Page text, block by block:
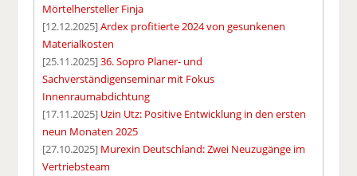
Mörtelhersteller Finja
[12.12.2025]Ardex profitierte 2024 von gesunkenen
Materialkosten
[25.11.2025]36. Sopro Planer- und
Sachverständigenseminar mit Fokus
Innenraumabdichtung
[17.11.2025] Uzin Utz: Positive Entwicklung in den ersten
neun Monaten 2025
[27.10.2025] Murexin Deutschland: Zwei Neuzugänge im
Vertriebsteam